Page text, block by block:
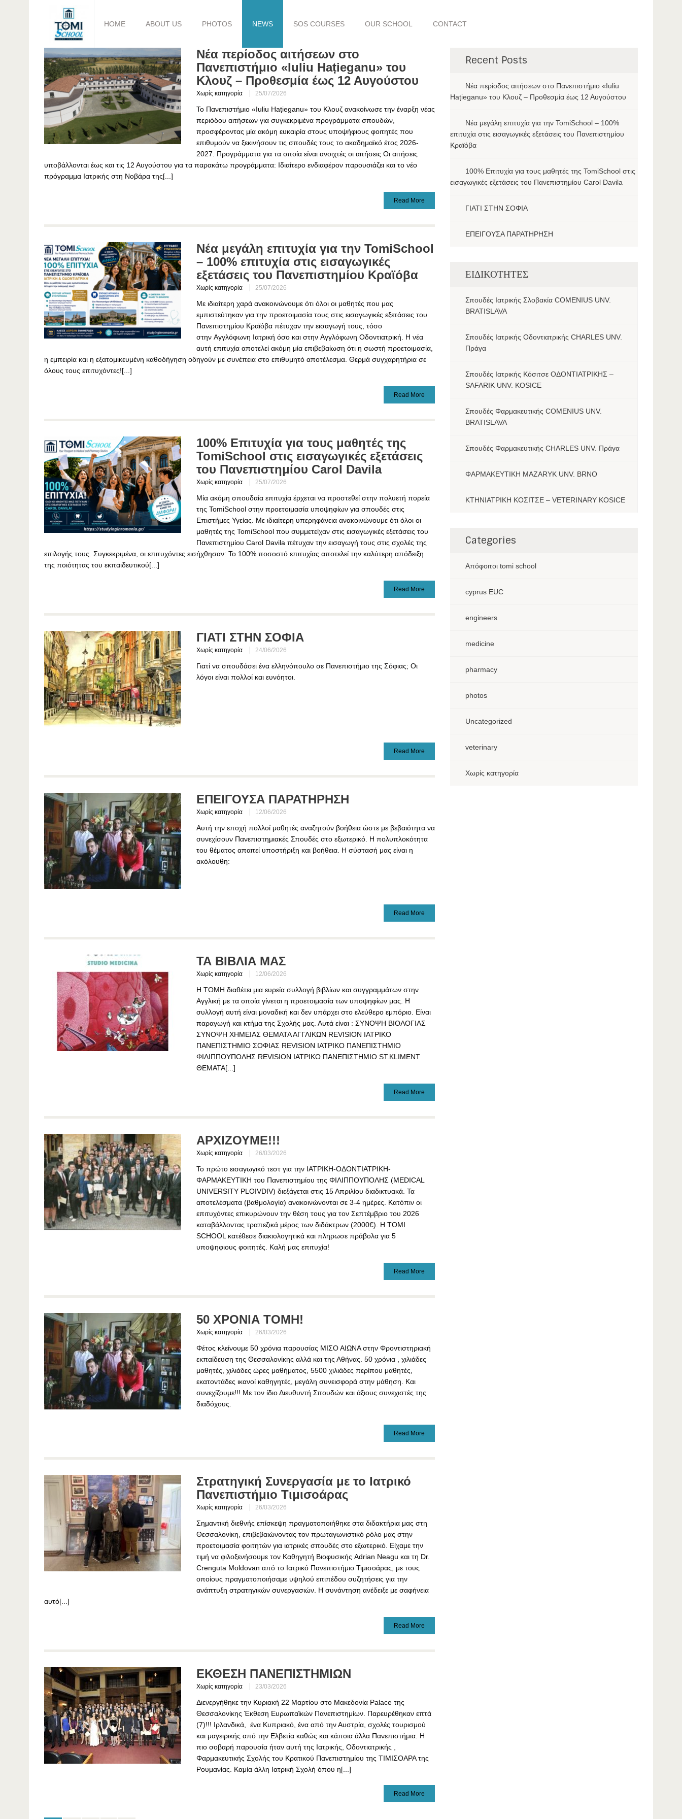
HOME ABOUT US PHOTOS NEWS SOS COURSES OUR SCHOOL CONTACT
Νέα περίοδος αιτήσεων στο
Πανεπιστήμιο «Iuliu Hațieganu» του
Κλουζ – Προθεσμία έως 12 Αυγούστου
Χωρίς κατηγορία 25/07/2026
Το Πανεπιστήμιο «Iuliu Hațieganu» του Κλουζ ανακοίνωσε την έναρξη νέας
περιόδου αιτήσεων για συγκεκριμένα προγράμματα σπουδών,
προσφέροντας μία ακόμη ευκαιρία στους υποψήφιους φοιτητές που
επιθυμούν να ξεκινήσουν τις σπουδές τους το ακαδημαϊκό έτος 2026-
2027. Προγράμματα για τα οποία είναι ανοιχτές οι αιτήσεις Οι αιτήσεις
υποβάλλονται έως και τις 12 Αυγούστου για τα παρακάτω προγράμματα: Ιδιαίτερο ενδιαφέρον παρουσιάζει και το νέο
πρόγραμμα Ιατρικής στη Νοβάρα της[...]
Read More
Νέα μεγάλη επιτυχία για την TomiSchool
– 100% επιτυχία στις εισαγωγικές
εξετάσεις του Πανεπιστημίου Κραϊόβα
Χωρίς κατηγορία 25/07/2026
Με ιδιαίτερη χαρά ανακοινώνουμε ότι όλοι οι μαθητές που μας
εμπιστεύτηκαν για την προετοιμασία τους στις εισαγωγικές εξετάσεις του
Πανεπιστημίου Κραϊόβα πέτυχαν την εισαγωγή τους, τόσο
στην Αγγλόφωνη Ιατρική όσο και στην Αγγλόφωνη Οδοντιατρική. Η νέα
αυτή επιτυχία αποτελεί ακόμη μία επιβεβαίωση ότι η σωστή προετοιμασία,
η εμπειρία και η εξατομικευμένη καθοδήγηση οδηγούν με συνέπεια στο επιθυμητό αποτέλεσμα. Θερμά συγχαρητήρια σε
όλους τους επιτυχόντες![...]
Read More
100% Επιτυχία για τους μαθητές της
TomiSchool στις εισαγωγικές εξετάσεις
του Πανεπιστημίου Carol Davila
Χωρίς κατηγορία 25/07/2026
Μία ακόμη σπουδαία επιτυχία έρχεται να προστεθεί στην πολυετή πορεία
της TomiSchool στην προετοιμασία υποψηφίων για σπουδές στις
Επιστήμες Υγείας. Με ιδιαίτερη υπερηφάνεια ανακοινώνουμε ότι όλοι οι
μαθητές της TomiSchool που συμμετείχαν στις εισαγωγικές εξετάσεις του
Πανεπιστημίου Carol Davila πέτυχαν την εισαγωγή τους στις σχολές της
επιλογής τους. Συγκεκριμένα, οι επιτυχόντες εισήχθησαν: Το 100% ποσοστό επιτυχίας αποτελεί την καλύτερη απόδειξη
της ποιότητας του εκπαιδευτικού[...]
Read More
ΓΙΑΤΙ ΣΤΗΝ ΣΟΦΙΑ
Χωρίς κατηγορία 24/06/2026
Γιατί να σπουδάσει ένα ελληνόπουλο σε Πανεπιστήμιο της Σόφιας; Οι
λόγοι είναι πολλοί και ευνόητοι.
Read More
ΕΠΕΙΓΟΥΣΑ ΠΑΡΑΤΗΡΗΣΗ
Χωρίς κατηγορία 12/06/2026
Αυτή την εποχή πολλοί μαθητές αναζητούν βοήθεια ώστε με βεβαιότητα να
συνεχίσουν Πανεπιστημιακές Σπουδές στο εξωτερικό. Η πολυπλοκότητα
του θέματος απαιτεί υποστήριξη και βοήθεια. Η σύστασή μας είναι η
ακόλουθη:
Read More
ΤΑ ΒΙΒΛΙΑ ΜΑΣ
Χωρίς κατηγορία 12/06/2026
Η ΤΟΜΗ διαθέτει μια ευρεία συλλογή βιβλίων και συγγραμμάτων στην
Αγγλική με τα οποία γίνεται η προετοιμασία των υποψηφίων μας. Η
συλλογή αυτή είναι μοναδική και δεν υπάρχει στο ελεύθερο εμπόριο. Είναι
παραγωγή και κτήμα της Σχολής μας. Αυτά είναι : ΣΥΝΟΨΗ ΒΙΟΛΟΓΙΑΣ
ΣΥΝΟΨΗ ΧΗΜΕΙΑΣ ΘΕΜΑΤΑ ΑΓΓΛΙΚΩΝ REVISION ΙΑΤΡΙΚΟ
ΠΑΝΕΠΙΣΤΗΜΙΟ ΣΟΦΙΑΣ REVISION ΙΑΤΡΙΚΟ ΠΑΝΕΠΙΣΤΗΜΙΟ
ΦΙΛΙΠΠΟΥΠΟΛΗΣ REVISION ΙΑΤΡΙΚΟ ΠΑΝΕΠΙΣΤΗΜΙΟ ST.KLIMENT
ΘΕΜΑΤΑ[...]
Read More
ΑΡΧΙΖΟΥΜΕ!!!
Χωρίς κατηγορία 26/03/2026
Το πρώτο εισαγωγικό τεστ για την ΙΑΤΡΙΚΗ-ΟΔΟΝΤΙΑΤΡΙΚΗ-
ΦΑΡΜΑΚΕΥΤΙΚΗ του Πανεπιστημίου της ΦΙΛΙΠΠΟΥΠΟΛΗΣ (MEDICAL
UNIVERSITY PLOIVDIV) διεξάγεται στις 15 Απριλίου διαδικτυακά. Τα
αποτελέσματα (βαθμολογία) ανακοινώνονται σε 3-4 ημέρες. Κατόπιν οι
επιτυχόντες επικυρώνουν την θέση τους για τον Σεπτέμβριο του 2026
καταβάλλοντας τραπεζικά μέρος των διδάκτρων (2000€). Η TOMI
SCHOOL κατέθεσε διακιολογητικά και πληρωσε πράβολα για 5
υποψηφιους φοιτητές. Καλή μας επιτυχία!
Read More
50 ΧΡΟΝΙΑ ΤΟΜΗ!
Χωρίς κατηγορία 26/03/2026
Φέτος κλείνουμε 50 χρόνια παρουσίας ΜΙΣΟ ΑΙΩΝΑ στην Φροντιστηριακή
εκπαίδευση της Θεσσαλονίκης αλλά και της Αθήνας. 50 χρόνια , χιλιάδες
μαθητές, χιλιάδες ώρες μαθήματος, 5500 χιλιάδες περίπου μαθητές,
εκατοντάδες ικανοί καθηγητές, μεγάλη συνεισφορά στην μάθηση. Και
συνεχίζουμε!!! Με τον ίδιο Διευθυντή Σπουδών και άξιους συνεχιστές της
διαδόχους.
Read More
Στρατηγική Συνεργασία με το Ιατρικό
Πανεπιστήμιο Τιμισοάρας
Χωρίς κατηγορία 26/03/2026
Σημαντική διεθνής επίσκεψη πραγματοποιήθηκε στα διδακτήρια μας στη
Θεσσαλονίκη, επιβεβαιώνοντας τον πρωταγωνιστικό ρόλο μας στην
προετοιμασία φοιτητών για ιατρικές σπουδές στο εξωτερικό. Είχαμε την
τιμή να φιλοξενήσουμε τον Καθηγητή Βιοφυσικής Adrian Neagu και τη Dr.
Crenguta Moldovan από το Ιατρικό Πανεπιστήμιο Τιμισοάρας, με τους
οποίους πραγματοποιήσαμε υψηλού επιπέδου συζητήσεις για την
ανάπτυξη στρατηγικών συνεργασιών. Η συνάντηση ανέδειξε με σαφήνεια
αυτό[...]
Read More
ΕΚΘΕΣΗ ΠΑΝΕΠΙΣΤΗΜΙΩΝ
Χωρίς κατηγορία 23/03/2026
Διενεργήθηκε την Κυριακή 22 Μαρτίου στο Μακεδονία Palace της
Θεσσαλονίκης Έκθεση Ευρωπαϊκών Πανεπιστημίων. Παρευρέθηκαν επτά
(7)!!! Ιρλανδικά, ένα Κυπριακό, ένα από την Αυστρία, σχολές τουρισμού
και μαγειρικής από την Ελβετία καθώς και κάποια άλλα Πανεπιστήμια. Η
πιο σοβαρή παρουσία ήταν αυτή της Ιατρικής, Οδοντιατρικής ,
Φαρμακευτικής Σχολής του Κρατικού Πανεπιστημίου της ΤΙΜΙΣΟΑΡΑ της
Ρουμανίας. Καμία άλλη Ιατρική Σχολή όπου η[...]
Read More
Recent Posts
Νέα περίοδος αιτήσεων στο Πανεπιστήμιο «Iuliu
Hațieganu» του Κλουζ – Προθεσμία έως 12 Αυγούστου
Νέα μεγάλη επιτυχία για την TomiSchool – 100%
επιτυχία στις εισαγωγικές εξετάσεις του Πανεπιστημίου
Κραϊόβα
100% Επιτυχία για τους μαθητές της TomiSchool στις
εισαγωγικές εξετάσεις του Πανεπιστημίου Carol Davila
ΓΙΑΤΙ ΣΤΗΝ ΣΟΦΙΑ
ΕΠΕΙΓΟΥΣΑ ΠΑΡΑΤΗΡΗΣΗ
ΕΙΔΙΚΟΤΗΤΕΣ
Σπουδές Ιατρικής Σλοβακία COMENIUS UNV.
BRATISLAVA
Σπουδές Ιατρικής Οδοντιατρικής CHARLES UNV.
Πράγα
Σπουδές Ιατρικής Κόσιτσε ΟΔΟΝΤΙΑΤΡΙΚΗΣ –
SAFARIK UNV. KOSICE
Σπουδές Φαρμακευτικής COMENIUS UNV.
BRATISLAVA
Σπουδές Φαρμακευτικής CHARLES UNV. Πράγα
ΦΑΡΜΑΚΕΥΤΙΚΗ MAZARYK UNV. BRNO
ΚΤΗΝΙΑΤΡΙΚΗ ΚΟΣΙΤΣΕ – VETERINARY KOSICE
Categories
Aπόφοιτοι tomi school
cyprus EUC
engineers
medicine
pharmacy
photos
Uncategorized
veterinary
Χωρίς κατηγορία